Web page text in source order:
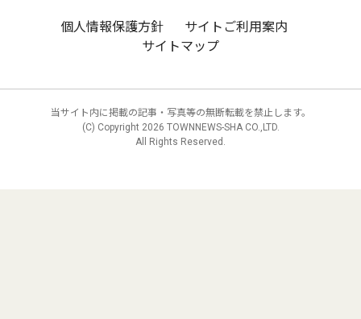
個人情報保護方針
サイトご利用案内
サイトマップ
当サイト内に掲載の記事・写真等の無断転載を禁止します。
(C) Copyright 2026 TOWNNEWS-SHA CO.,LTD.
All Rights Reserved.